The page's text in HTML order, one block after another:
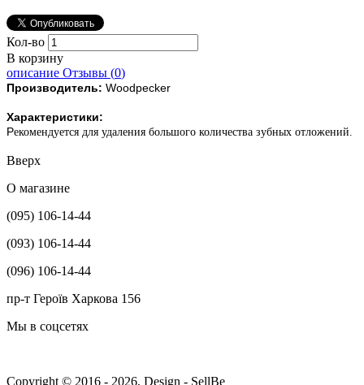
Кол-во
В корзину
описание Отзывы (0)
Производитель: Woodpecker
Характеристики:
Рекомендуется для удаления большого количества зубных отложений.
Вверх
О магазине
(095) 106-14-44
(093) 106-14-44
(096) 106-14-44
пр-т Героїв Харкова 156
Мы в соцсетях
Copyright © 2016 - 2026, Design - SellBe